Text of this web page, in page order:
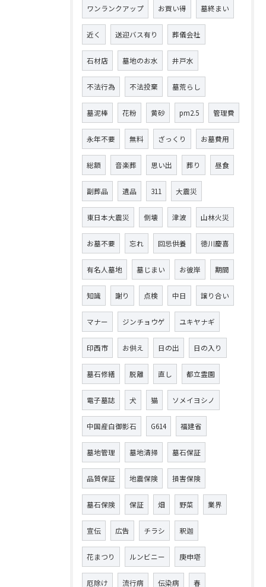
ワンランクアップ お買い得 墓終まい
近く 送迎バス有り 葬儀会社
石材店 墓地のお水 井戸水
不法行為 不法投棄 墓荒らし
墓泥棒 花粉 黄砂 pm2.5 管理費
永年不要 無料 ざっくり お墓費用
総額 音楽葬 思い出 葬り 昼食
副葬品 遺品 311 大震災
東日本大震災 倒壊 津波 山林火災
お墓不要 忘れ 回忌供養 徳川慶喜
有名人墓地 墓じまい お彼岸 期間
知識 謝り 点検 中日 譲り合い
マナー ジンチョウゲ ユキヤナギ
印西市 お供え 日の出 日の入り
墓石修繕 脱離 直し 都立霊園
電子墓誌 犬 猫 ソメイヨシノ
中国産白御影石 G614 福建省
墓地管理 墓地清掃 墓石保証
品質保証 地震保険 損害保険
墓石保険 保証 畑 野菜 業界
宣伝 広告 チラシ 釈迦
花まつり ルンビニー 庚申塔
厄除け 流行病 伝染病 春